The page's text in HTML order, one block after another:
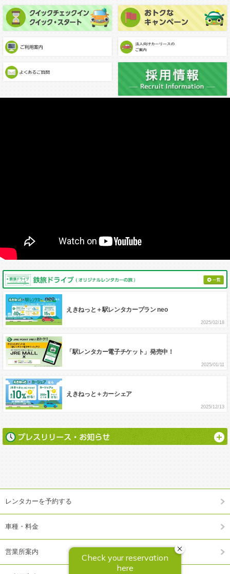
えきねっと＋駅レンタカープラン neo
2025/02/18
「駅レンタカー電子チケット」発売中！
2025/01/11
えきねっと＋カーシェア
2025/12/13
レンタカーを予約する
車種・料金
営業所案内